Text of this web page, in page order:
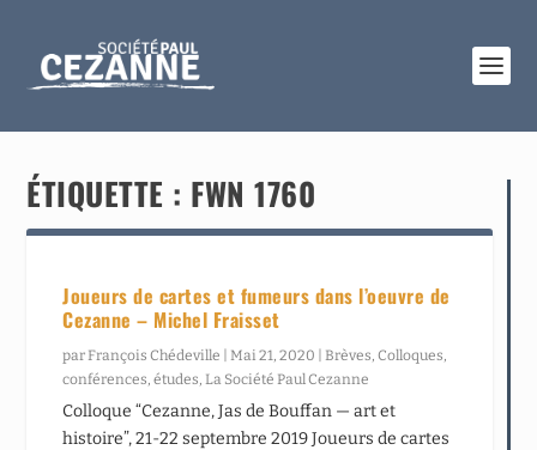
ÉTIQUETTE : FWN 1760
Joueurs de cartes et fumeurs dans l’oeuvre de
Cezanne – Michel Fraisset
parFrançois Chédeville |Mai 21, 2020 |Brèves,Colloques,
conférences, études,La Société Paul Cezanne
Colloque “Cezanne, Jas de Bouffan — art et
histoire”, 21-22 septembre 2019 Joueurs de cartes